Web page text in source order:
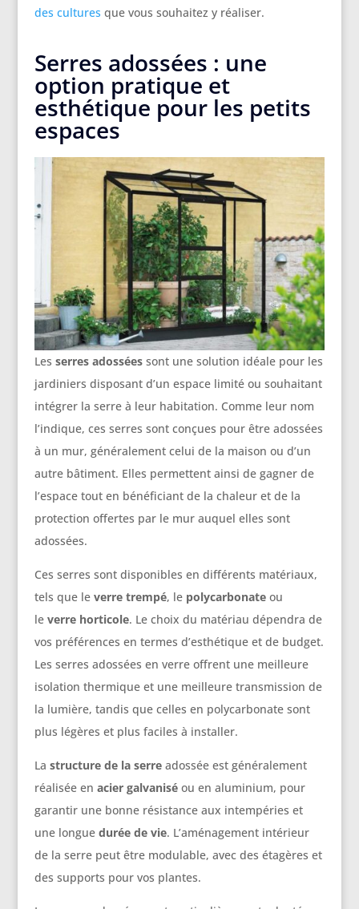
des cultures que vous souhaitez y réaliser.
Serres adossées : une
option pratique et
esthétique pour les petits
espaces
Les serres adosséessont une solution idéale pour les
jardiniers disposant d’un espace limité ou souhaitant
intégrer la serre à leur habitation. Comme leur nom
l’indique, ces serres sont conçues pour être adossées
à un mur, généralement celui de la maison ou d’un
autre bâtiment. Elles permettent ainsi de gagner de
l’espace tout en bénéficiant de la chaleur et de la
protection offertes par le mur auquel elles sont
adossées.
Ces serres sont disponibles en différents matériaux,
tels que le verre trempé, le polycarbonateou
le verre horticole. Le choix du matériau dépendra de
vos préférences en termes d’esthétique et de budget.
Les serres adossées en verre offrent une meilleure
isolation thermique et une meilleure transmission de
la lumière, tandis que celles en polycarbonate sont
plus légères et plus faciles à installer.
La structure de la serreadossée est généralement
réalisée en acier galvaniséou en aluminium, pour
garantir une bonne résistance aux intempéries et
une longue durée de vie. L’aménagement intérieur
de la serre peut être modulable, avec des étagères et
des supports pour vos plantes.